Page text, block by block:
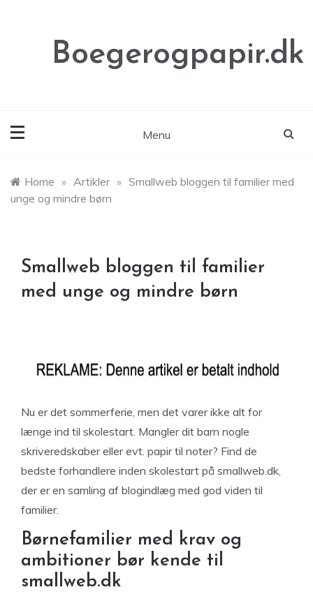
Boegerogpapir.dk
Menu
Home » Artikler » Smallweb bloggen til familier med
unge og mindre børn
Smallweb bloggen til familier
med unge og mindre børn
Nu er det sommerferie, men det varer ikke alt for
længe ind til skolestart. Mangler dit barn nogle
skriveredskaber eller evt. papir til noter? Find de
bedste forhandlere inden skolestart på smallweb.dk,
der er en samling af blogindlæg med god viden til
familier.
Børnefamilier med krav og
ambitioner bør kende til
smallweb.dk